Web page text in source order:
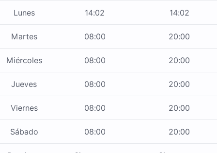
Lunes 14:02 14:02
Martes 08:00 20:00
Miércoles 08:00 20:00
Jueves 08:00 20:00
Viernes 08:00 20:00
Sábado 08:00 20:00